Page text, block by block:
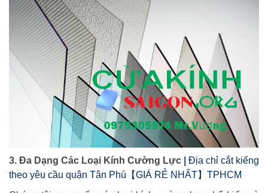
3. Đa Dạng Các Loại Kính Cường Lực | Địa chỉ cắt kiếng
theo yêu cầu quận Tân Phú【GIÁ RẺ NHẤT】TPHCM